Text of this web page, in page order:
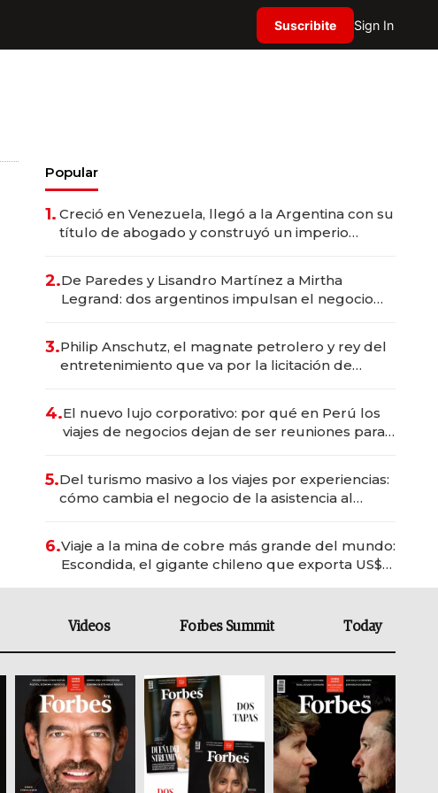
Suscribite Sign In
Popular
1. Creció en Venezuela, llegó a la Argentina con su
título de abogado y construyó un imperio
2.De Paredes y Lisandro Martínez a Mirtha
Legrand: dos argentinos impulsan el negocio
3.Philip Anschutz, el magnate petrolero y rey del
entretenimiento que va por la licitación de
4.El nuevo lujo corporativo: por qué en Perú los
viajes de negocios dejan de ser reuniones para
5.Del turismo masivo a los viajes por experiencias:
cómo cambia el negocio de la asistencia al
6.Viaje a la mina de cobre más grande del mundo:
Escondida, el gigante chileno que exporta US$
Videos Forbes Summit Today